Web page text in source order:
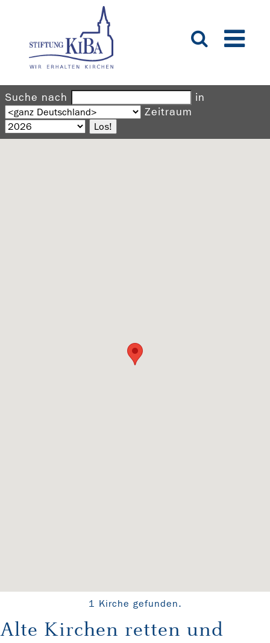
Suche nach
in
Zeitraum
1 Kirche gefunden.
Alte Kirchen retten und